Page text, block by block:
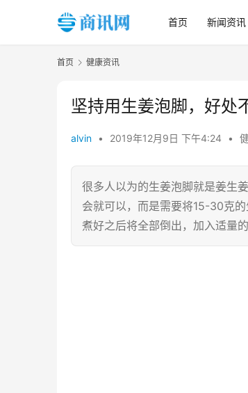
首页 新闻资讯
首页 健康资讯
坚持用生姜泡脚，好处
alvin • 2019年12月9日 下午4:24 •
很多人以为的生姜泡脚就是姜生
会就可以，而是需要将15-30克
煮好之后将全部倒出，加入适量